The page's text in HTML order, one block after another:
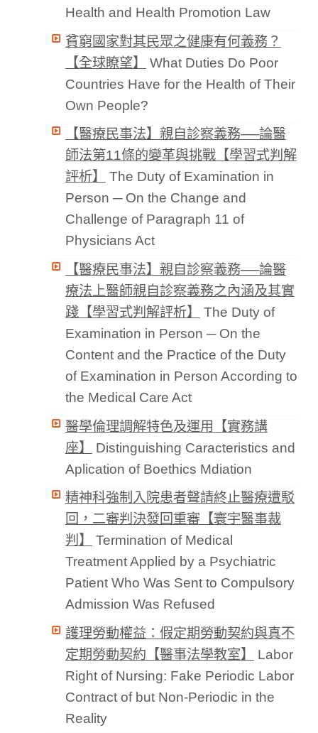
Health and Health Promotion Law
貧窮國家對其民眾之健康有何義務？
【全球瞭望】
What Duties Do Poor
Countries Have for the Health of Their
Own People?
【醫療民事法】親自診察義務──論醫
師法第11條的變革與挑戰【學習式判解
評析】
The Duty of Examination in
Person ─ On the Change and
Challenge of Paragraph 11 of
Physicians Act
【醫療民事法】親自診察義務──論醫
療法上醫師親自診察義務之內涵及其實
踐【學習式判解評析】
The Duty of
Examination in Person ─ On the
Content and the Practice of the Duty
of Examination in Person According to
the Medical Care Act
醫學倫理調解特色及運用【實務講
座】
Distinguishing Caracteristics and
Aplication of Boethics Mdiation
精神科強制入院患者聲請終止醫療遭駁
回，二審判決發回重審【寰宇醫事裁
判】
Termination of Medical
Treatment Applied by a Psychiatric
Patient Who Was Sent to Compulsory
Admission Was Refused
護理勞動權益：假定期勞動契約與真不
定期勞動契約【醫事法學教室】
Labor
Right of Nursing: Fake Periodic Labor
Contract of but Non-Periodic in the
Reality